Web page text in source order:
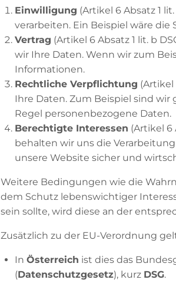
Einwilligung (Artikel 6 Absatz 1
verarbeiten. Ein Beispiel wäre
Vertrag (Artikel 6 Absatz 1 lit. b
wir Ihre Daten. Wenn wir zum
Informationen.
Rechtliche Verpflichtung (Artikel
Ihre Daten. Zum Beispiel sind
Regel personenbezogene Daten.
Berechtigte Interessen (Artikel 6
behalten wir uns die
unsere Website sicher und
Weitere Bedingungen wie die
dem Schutz lebenswichtiger
sein sollte, wird diese an der
Zusätzlich zu der EU-Verordnung
In Österreich ist dies das
(Datenschutzgesetz), kurz DSG.